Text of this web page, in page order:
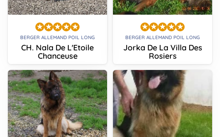
BERGER ALLEMAND POIL LONG
CH. Nala De L'Etoile
Chanceuse
BERGER ALLEMAND POIL LONG
Jorka De La Villa Des
Rosiers